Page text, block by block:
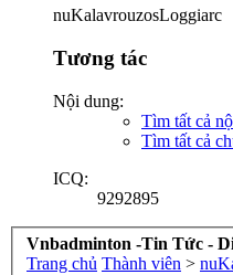
nuKalavrouzosLoggiarc
Tương tác
Nội dung:
Tìm tất cả
Tìm tất cả
ICQ:
9292895
Vnbadminton -Tin Tức -
Trang chủ Thành viên >